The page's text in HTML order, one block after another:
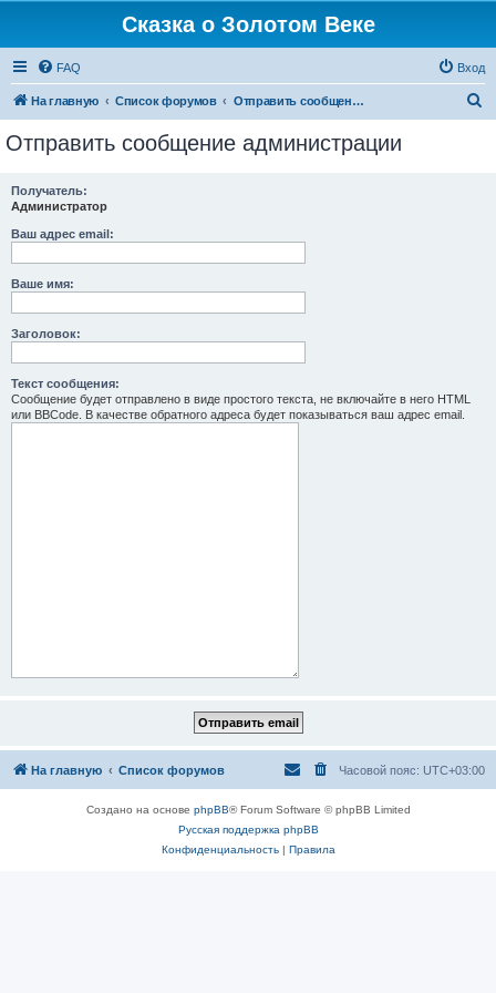
Сказка о Золотом Веке
FAQ Вход
На главную Список форумов Отправить сообщение администрации
Отправить сообщение администрации
Получатель:
Администратор
Ваш адрес email:
Ваше имя:
Заголовок:
Текст сообщения:
Сообщение будет отправлено в виде простого текста, не включайте в него HTML
или BBCode. В качестве обратного адреса будет показываться ваш адрес email.
На главную Список форумов Часовой пояс: UTC+03:00
Создано на основе phpBB® Forum Software © phpBB Limited
Русская поддержка phpBB
Конфиденциальность| Правила